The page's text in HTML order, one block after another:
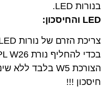
בנורות LED.
LED והחיסכון:
חיסכון !!!